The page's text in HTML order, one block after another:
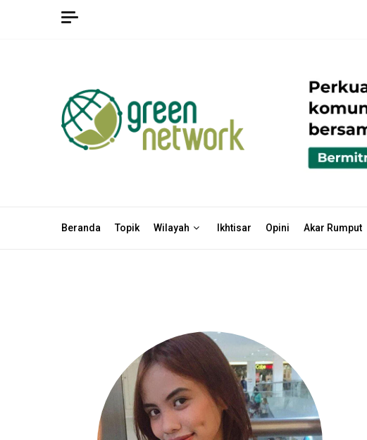
Beranda Topik Wilayah Ikhtisar Opini Akar Rumput